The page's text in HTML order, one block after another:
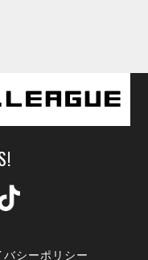
バシーポリシー